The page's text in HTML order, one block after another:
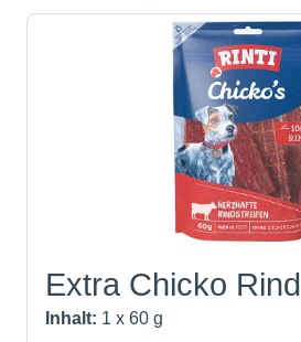
Extra Chicko Rind
Inhalt: 1 x 60 g